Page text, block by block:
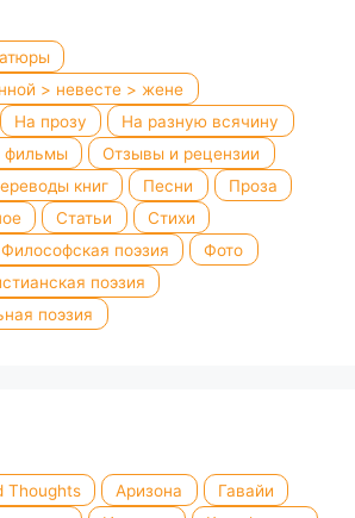
> невесте > жене
На прозу
На разную всячину
фильмы
Отзывы и рецензии
книг Песни
Проза
Статьи
Стихи
Философская поэзия
Фото
поэзия
поэзия
Thoughts Аризона
Гавайи